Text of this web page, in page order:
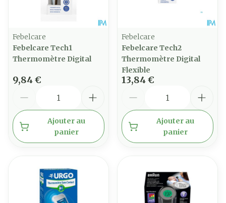
Febelcare
Febelcare Tech1
Thermomètre Digital
9,84 €
Ajouter au
panier
Febelcare
Febelcare Tech2
Thermomètre Digital
Flexible
13,84 €
Ajouter au
panier